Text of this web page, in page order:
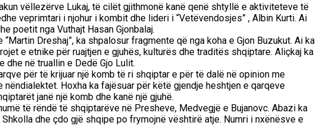
vëllezërve Lukaj, të cilët gjithmonë kanë qenë shtyllë e aktiviteteve të
veprimtari i njohur i kombit dhe lideri i “Vetëvendosjes” , Albin Kurti. Ai
poetit nga Vuthajt Hasan Gjonbalaj.
Dreshaj”, ka shpalosur fragmente që nga koha e Gjon Buzukut. Ai ka
e etnike për ruajtjen e gjuhës, kulturës dhe traditës shqiptare. Aliçkaj ka
në truallin e Dedë Gjo Lulit.
për të krijuar një komb të ri shqiptar e për të dalë në opinion me
Hoxha ka fajësuar për këtë gjendje heshtjen e qarqeve
janë një komb dhe kanë një gjuhë.
të rëndë të shqiptarëve në Presheve, Medvegjë e Bujanovc. Abazi ka
dhe çdo gjë shqipe po frymojnë vështirë atje. Numri i nxënësve e